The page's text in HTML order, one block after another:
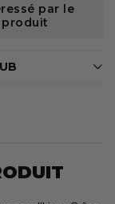
par le
produit